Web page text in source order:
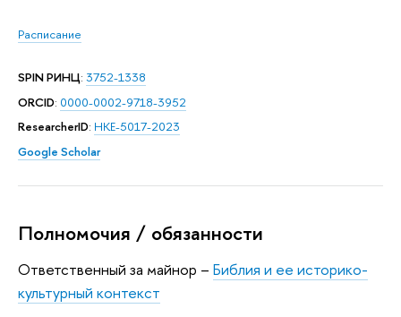
Расписание
SPIN РИНЦ: 3752-1338
ORCID: 0000-0002-9718-3952
ResearcherID: HKE-5017-2023
Google Scholar
Полномочия / обязанности
Ответственный за майнор – Библия и ее историко-
культурный контекст